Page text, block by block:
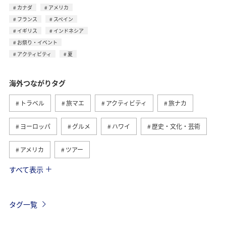
カナダ
アメリカ
フランス
スペイン
イギリス
インドネシア
お祭り・イベント
アクティビティ
夏
海外つながりタグ
トラベル 旅マエ アクティビティ 旅ナカ
ヨーロッパ グルメ ハワイ 歴史・文化・芸術
アメリカ ツアー
ANA釣り倶楽部
すべて表示
タグ一覧